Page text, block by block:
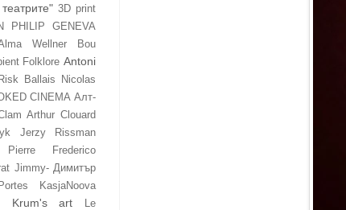
3D print
PHILIP GENEVA
Wellner Bou
Folklore Antoni
Ballais Nicolas
CINEMA Алт-
Arthur Clouard
Jerzy Rissman
Pierre
Frederico
Jimmy- Димитър
KasjaNoova
Krum's art
Le